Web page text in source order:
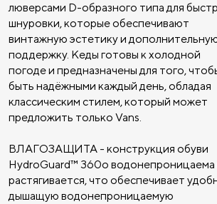
люверсами D-образного типа для
шнуровки, которые обеспечивают
винтажную эстетику и
поддержку. Кеды готовы к холодной
погоде и предназначены для того,
быть надёжными каждый день, обладая
классическим стилем, который может
предложить только Vans.
ВЛАГОЗАЩИТА - конструкция обуви
HydroGuard™ 360o водонепроницаема
растягивается, что обеспечивает
дышащую водонепроницаемую